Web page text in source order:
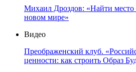
Михаил Дроздов: «Найти место
новом мире»
Видео
Преображенский клуб.
ценности: как строить Образ